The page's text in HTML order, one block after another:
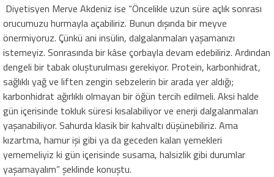
Diyetisyen Merve Akdeniz ise “Öncelikle uzun süre açlık sonrası
orucumuzu hurmayla açabiliriz. Bunun dışında bir meyve
önermiyoruz. Çünkü ani insülin, dalgalanmaları yaşamanızı
istemeyiz. Sonrasında bir kâse çorbayla devam edebiliriz. Ardından
dengeli bir tabak oluşturulması gerekiyor. Protein, karbonhidrat,
sağlıklı yağ ve liften zengin sebzelerin bir arada yer aldığı;
karbonhidrat ağırlıklı olmayan bir öğün tercih edilmeli. Aksi halde
gün içerisinde tokluk süresi kısalabiliyor ve enerji dalgalanmaları
yaşanabiliyor. Sahurda klasik bir kahvaltı düşünebiliriz. Ama
kızartma, hamur işi gibi ya da geceden kalan yemekleri
yememeliyiz ki gün içerisinde susama, halsizlik gibi durumlar
yaşamayalım” şeklinde konuştu.